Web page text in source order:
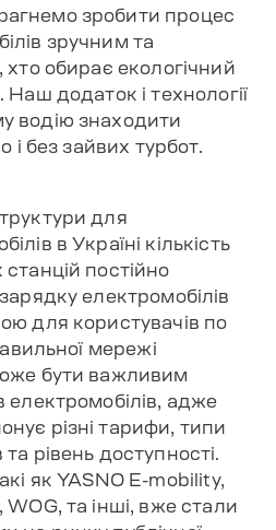
зробити процес
зручним та
обирає екологічний
додаток і технології
водію знаходити
і без зайвих турбот.
для
в Україні кількість
постійно
електромобілів
для користувачів по
мережі
бути важливим
електромобілів, адже
різні тарифи, типи
рівень доступності.
як YASNO E-mobility,
WOG, та інші, вже стали